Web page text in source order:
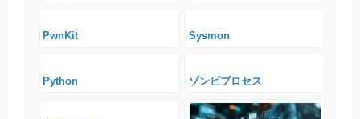
PwnKit Sysmon
Python ゾンビプロセス